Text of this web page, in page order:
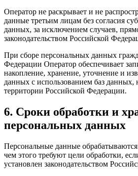
Оператор не раскрывает и не
данные третьим лицам без согласия
данных, за исключением случаев,
законодательством Российской
При сборе персональных данных
Федерации Оператор обеспечивает
накопление, хранение, уточнение и
данных с использованием баз данных,
территории Российской Федерации.
6. Сроки обработки и
персональных данных
Персональные данные
чем этого требуют цели обработки,
установлен законодательством